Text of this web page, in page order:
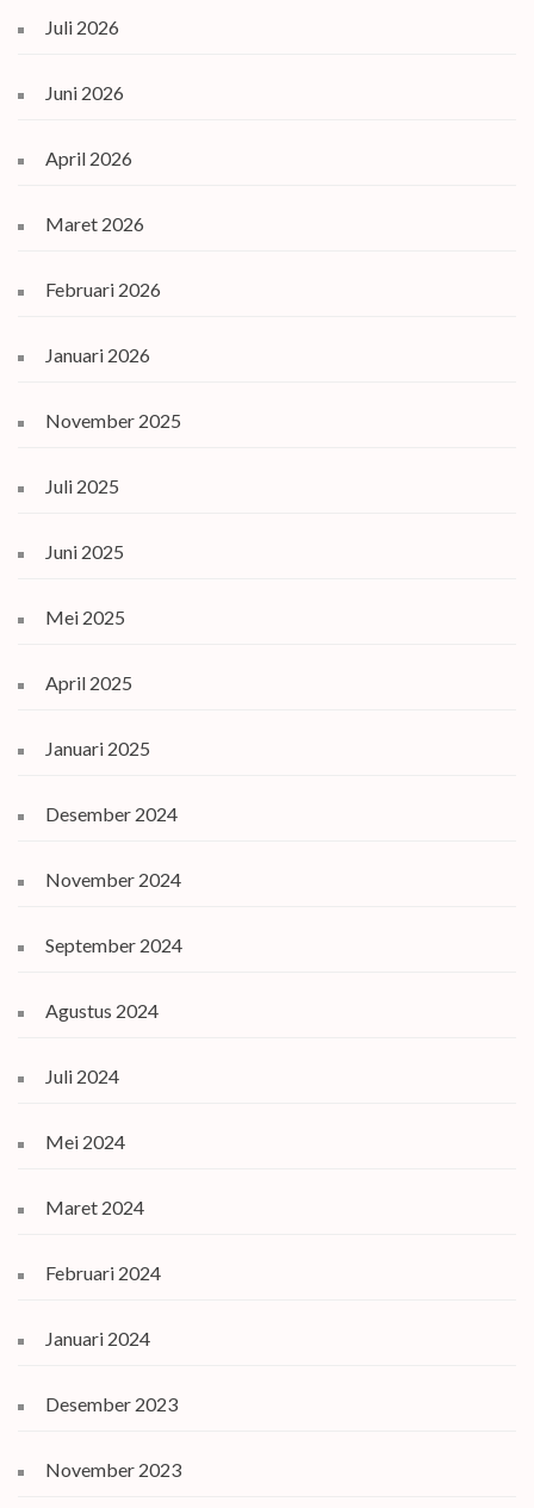
Juli 2026
Juni 2026
April 2026
Maret 2026
Februari 2026
Januari 2026
November 2025
Juli 2025
Juni 2025
Mei 2025
April 2025
Januari 2025
Desember 2024
November 2024
September 2024
Agustus 2024
Juli 2024
Mei 2024
Maret 2024
Februari 2024
Januari 2024
Desember 2023
November 2023